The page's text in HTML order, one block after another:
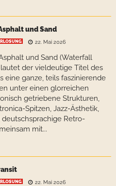
und Sand
22. Mai 2026
und Sand (Waterfall
lautet der vieldeutige Titel des
eine ganze, teils faszinierende
unter einen glorreichen
getriebene Strukturen,
Spitzen, Jazz-Ästhetik,
Retro-
mit...
22. Mai 2026